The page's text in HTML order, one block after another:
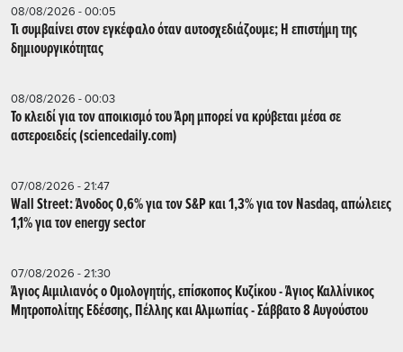
08/08/2026 - 00:05
Τι συμβαίνει στον εγκέφαλο όταν αυτοσχεδιάζουμε; Η επιστήμη της
δημιουργικότητας
08/08/2026 - 00:03
Το κλειδί για τον αποικισμό του Άρη μπορεί να κρύβεται μέσα σε
αστεροειδείς (sciencedaily.com)
07/08/2026 - 21:47
Wall Street: Άνοδος 0,6% για τον S&P και 1,3% για τον Nasdaq, απώλειες
1,1% για τον energy sector
07/08/2026 - 21:30
Άγιος Αιμιλιανός ο Ομολογητής, επίσκοπος Κυζίκου - Άγιος Καλλίνικος
Μητροπολίτης Εδέσσης, Πέλλης και Αλμωπίας - Σάββατο 8 Αυγούστου